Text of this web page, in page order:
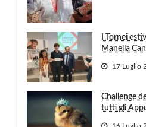
I Tornei
Manella
17 Luglio
Challenge
tutti gli
16 Luglio